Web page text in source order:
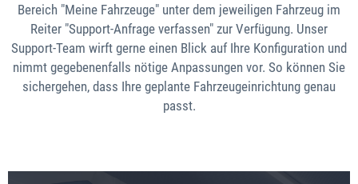
Bereich "Meine Fahrzeuge" unter dem jeweiligen Fahrzeug im
Reiter "Support-Anfrage verfassen" zur Verfügung. Unser
Support-Team wirft gerne einen Blick auf Ihre Konfiguration und
nimmt gegebenenfalls nötige Anpassungen vor. So können Sie
sichergehen, dass Ihre geplante Fahrzeugeinrichtung genau
passt.